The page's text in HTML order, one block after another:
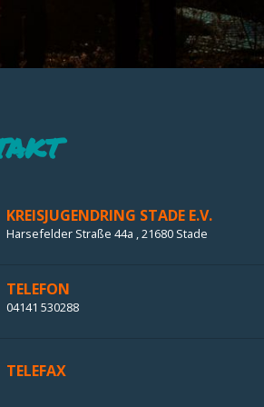
KREISJUGENDRING STADE E.V.
Harsefelder Straße 44a , 21680 Stade
TELEFON
04141 530288
TELEFAX